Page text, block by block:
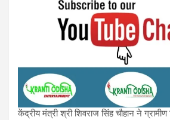
केंद्रीय मंत्री श्री शिवराज सिंह चौहान ने